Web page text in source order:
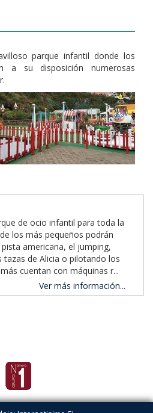
parque infantil donde los
a su disposición numerosas
de ocio infantil para toda la
los más pequeños podrán
americana, el jumping,
tazas de Alicia o pilotando los
cuentan con máquinas r...
Ver más información...